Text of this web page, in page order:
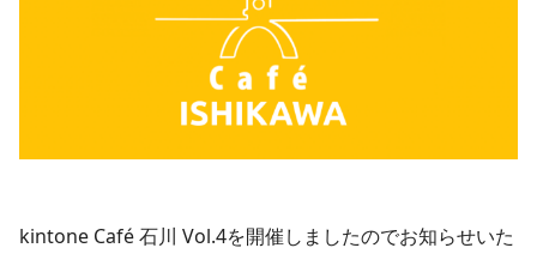
kintone Café 石川 Vol.4を開催しましたのでお知らせいた